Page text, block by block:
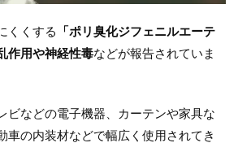
くくする
「ポリ臭化ジフェニルエーテ
作用や神経性毒などが報告されていま
ビなどの電子機器、カーテンや家具な
車の内装材などで幅広く使用されてき